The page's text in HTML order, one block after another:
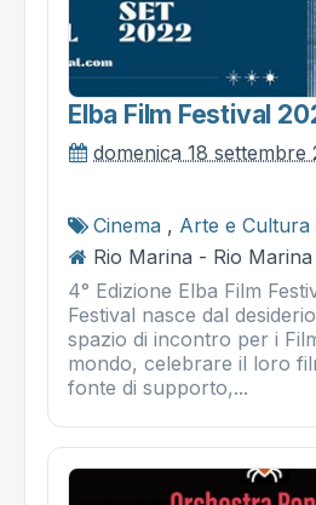
Elba Film Festival
domenica 18 settembre
Cinema , Arte e Cultura
Rio Marina - Rio Marina
4° Edizione Elba Film
Festival nasce dal
spazio di incontro per i
mondo, celebrare il loro
fonte di supporto,...